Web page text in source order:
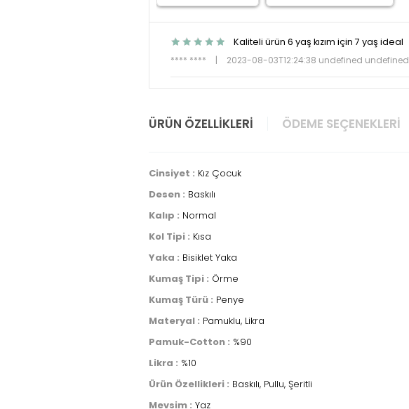
Kaliteli ürün 6 yaş kızım için 7 yaş ideal
**** ****
| 2023-08-03T12:24:38 undefined undefined
ÜRÜN ÖZELLIKLERI ÖDEME SEÇENEKLERI
Cinsiyet : Kız Çocuk
Desen : Baskılı
Kalıp : Normal
Kol Tipi : Kısa
Yaka : Bisiklet Yaka
Kumaş Tipi : Örme
Kumaş Türü : Penye
Materyal : Pamuklu, Likra
Pamuk-Cotton : %90
Likra : %10
Ürün Özellikleri : Baskılı, Pullu, Şeritli
Mevsim : Yaz